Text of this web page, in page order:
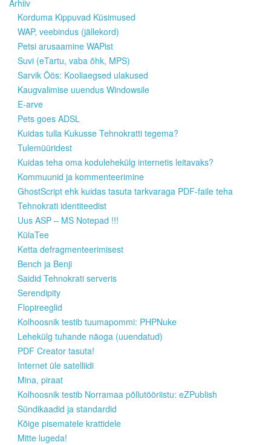
Arhiiv
Korduma Kippuvad Küsimused
WAP, veebindus (jällekord)
Petsi arusaamine WAPist
Suvi (eTartu, vaba õhk, MPS)
Sarvik Öös: Kooliaegsed ulakused
Kaugvalimise uuendus Windowsile
E-arve
Pets goes ADSL
Kuidas tulla Kukusse Tehnokratti tegema?
Tulemüüridest
Kuidas teha oma kodulehekülg internetis leitavaks?
Kommuunid ja kommenteerimine
GhostScript ehk kuidas tasuta tarkvaraga PDF-faile teha
Tehnokrati identiteedist
Uus ASP – MS Notepad !!!
KülaTee
Ketta defragmenteerimisest
Bench ja Benji
Saidid Tehnokrati serveris
Serendipity
Flopireeglid
Kolhoosnik testib tuumapommi: PHPNuke
Lehekülg tuhande näoga (uuendatud)
PDF Creator tasuta!
Internet üle satelliidi
Mina, piraat
Kolhoosnik testib Norramaa põllutööriistu: eZPublish
Sündikaadid ja standardid
Kõige pisematele krattidele
Mitte lugeda!